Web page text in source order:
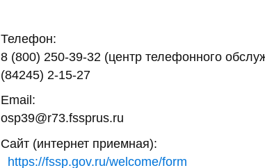
Телефон:
8 (800) 250-39-32 (центр телефонного
(84245) 2-15-27
Email:
osp39@r73.fssprus.ru
Сайт (интернет приемная):
https://fssp.gov.ru/welcome/form